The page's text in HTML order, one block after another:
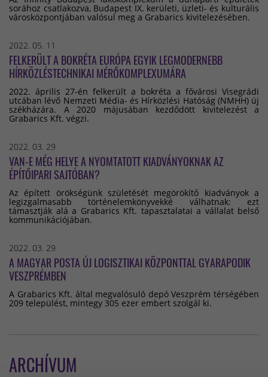
sorához csatlakozva, Budapest IX. kerületi, üzleti- és kulturális
városközpontjában valósul meg a Grabarics kivitelezésében.
2022. 05. 11
FELKERÜLT A BOKRÉTA EURÓPA EGYIK LEGMODERNEBB
HÍRKÖZLÉSTECHNIKAI MÉRŐKOMPLEXUMÁRA
2022. április 27-én felkerült a bokréta a fővárosi Visegrádi
utcában lévő Nemzeti Média- és Hírközlési Hatóság (NMHH) új
székházára. A 2020 májusában kezdődött kivitelezést a
Grabarics Kft. végzi.
2022. 03. 29
VAN-E MÉG HELYE A NYOMTATOTT KIADVÁNYOKNAK AZ
ÉPÍTŐIPARI SAJTÓBAN?
Az épített örökségünk születését megörökítő kiadványok a
legizgalmasabb történelemkönyvekké válhatnak: ezt
támasztják alá a Grabarics Kft. tapasztalatai a vállalat belső
kommunikációjában.
2022. 03. 29
A MAGYAR POSTA ÚJ LOGISZTIKAI KÖZPONTTAL GYARAPODIK
VESZPRÉMBEN
A Grabarics Kft. által megvalósuló depó Veszprém térségében
209 települést, mintegy 305 ezer embert szolgál ki.
ARCHÍVUM